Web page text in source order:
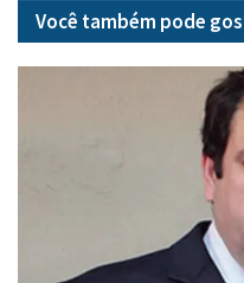
Você também pode